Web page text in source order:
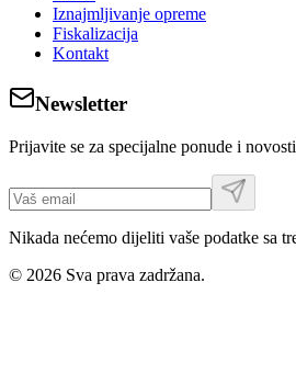
Iznajmljivanje opreme
Fiskalizacija
Kontakt
Newsletter
Prijavite se za specijalne ponude i
Nikada nećemo dijeliti vaše podatke sa
© 2026 Sva prava zadržana.